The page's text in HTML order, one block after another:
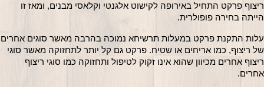
ריצוף פרקט התחיל באירופה לקישוט אלגנטי וקלאסי מבנים, ומאז זו
בחירה פופולרית.
עלות התקנת פרקט במעלות תרשיחא נמוכה בהרבה מאשר סוגים אחרים
של ריצוף, כמו אריחים או שטיח. פרקט גם קל יותר לתחזוקה מאשר סוגי
ריצוף אחרים מכיוון שהוא אינו זקוק לטיפול ותחזוקה כמו סוגי ריצוף